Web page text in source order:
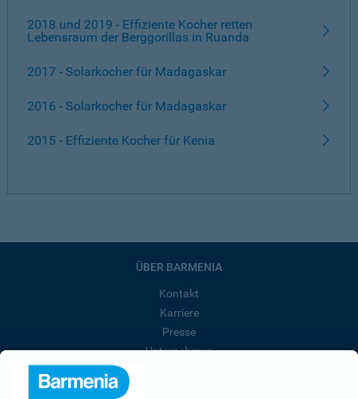
2018 und 2019 - Effiziente Kocher retten
Lebensraum der Berggorillas in Ruanda
2017 - Solarkocher für Madagaskar
2016 - Solarkocher für Madagaskar
2015 - Effiziente Kocher für Kenia
ÜBER BARMENIA
Kontakt
Karriere
Presse
Unternehmen
Affiliate-Partner werden